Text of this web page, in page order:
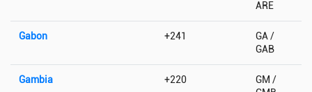
ARE
Gabon +241
GA /
GAB
Gambia +220
GM /